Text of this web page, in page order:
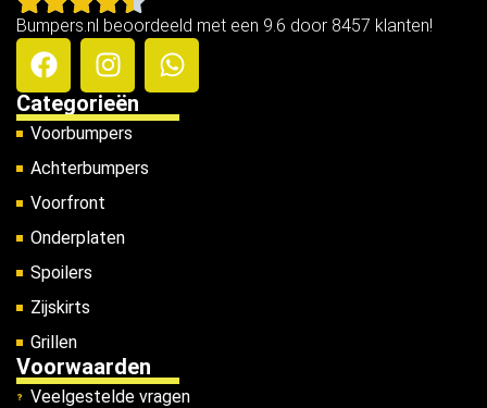
Bumpers.nl beoordeeld met een 9.6 door 8457 klanten!
Categorieën
Voorbumpers
Achterbumpers
Voorfront
Onderplaten
Spoilers
Zijskirts
Grillen
Voorwaarden
Veelgestelde vragen